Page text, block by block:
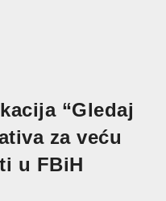
“Gledaj
za veću
u FBiH